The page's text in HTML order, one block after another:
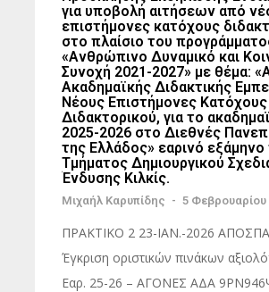
για υποβολή αιτήσεων από
επιστήμονες κατόχους
στο πλαίσιο του
«Ανθρώπινο Δυναμικό και
Συνοχή 2021-2027» με θέμα:
Ακαδημαϊκής Διδακτικής
Νέους Επιστήμονες Κατόχους
Διδακτορικού, για το
2025-2026 στο Διεθνές
της Ελλάδος» εαρινό εξάμηνο
Τμήματος Δημιουργικού
Ένδυσης Κιλκίς.
Μιχαήλ Καρυπίδης - 5 Φεβρουαρίου
ΠΡΑΚΤΙΚΟ 2 23-ΙΑΝ.-2026
Έγκριση οριστικών πινάκων
Εαρ. 25-26 – ΑΓΟΝΕΣ ΑΔΑ